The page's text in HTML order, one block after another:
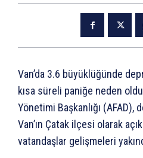
Van’da 3.6 büyüklüğünde
kısa süreli paniğe neden
Yönetimi Başkanlığı
Van’ın Çatak ilçesi olarak
vatandaşlar gelişmeleri